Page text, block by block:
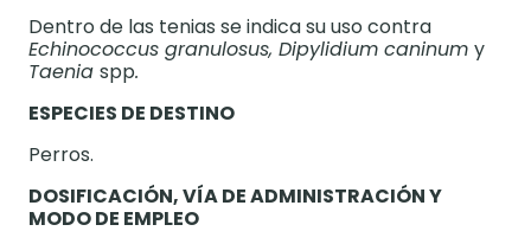
Dentro de las tenias se indica su uso contra
Echinococcus granulosus, Dipylidium caninum y
Taenia spp.
ESPECIES DE DESTINO
Perros.
DOSIFICACIÓN, VÍA DE ADMINISTRACIÓN Y
MODO DE EMPLEO